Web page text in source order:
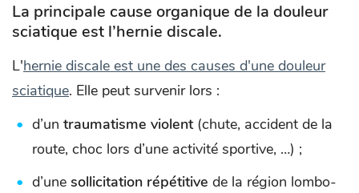
La principale cause organique de la douleur
sciatique est l’hernie discale.
L'hernie discale est une des causes d'une douleur
sciatique. Elle peut survenir lors :
d’un traumatisme violent (chute, accident de la
route, choc lors d’une activité sportive, …) ;
d’une sollicitation répétitive de la région lombo-